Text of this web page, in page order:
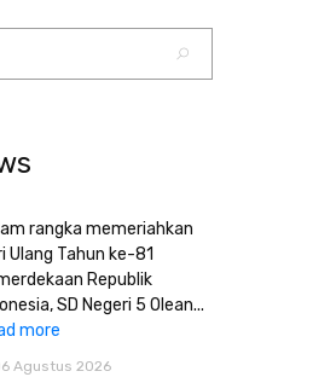
rangka memeriahkan
Ulang Tahun ke-81
Republik
SD Negeri 5 Olean...
more
Agustus 2026